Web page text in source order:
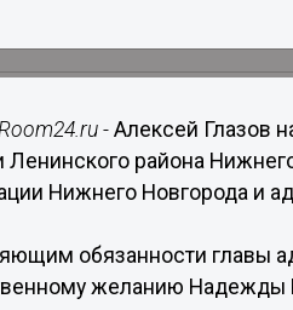
-Алексей Глазов
района
Нижнего Новгорода и
обязанности главы
желанию